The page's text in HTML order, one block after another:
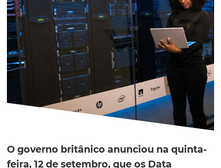
O governo britânico anunciou na quinta-
feira, 12 de setembro, que os Data